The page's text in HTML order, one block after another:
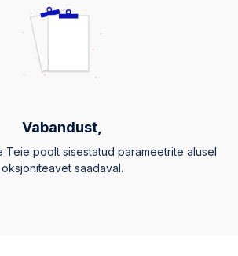
Vabandust,
Teie poolt sisestatud parameetrite alusel
oksjoniteavet saadaval.